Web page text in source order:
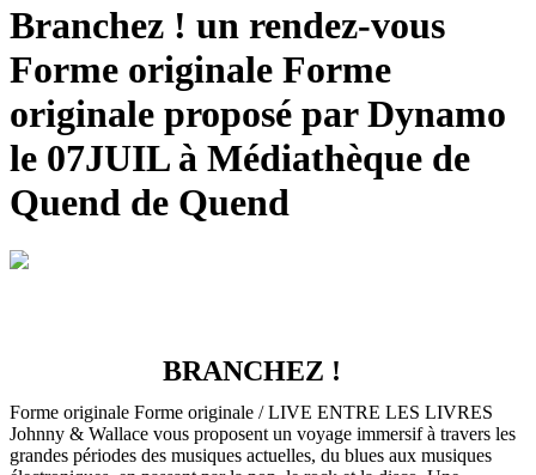
Branchez ! un rendez-vous
Forme originale Forme
originale proposé par Dynamo
le 07JUIL à Médiathèque de
Quend de Quend
BRANCHEZ !
Forme originale Forme originale / LIVE ENTRE LES LIVRES
Johnny & Wallace vous proposent un voyage immersif à travers les
grandes périodes des musiques actuelles, du blues aux musiques